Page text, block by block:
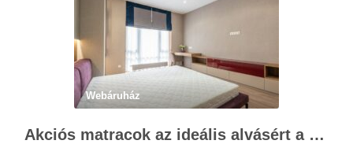
Webáruház
Akciós matracok az ideális alvásért a Netmatrac Webáruházban